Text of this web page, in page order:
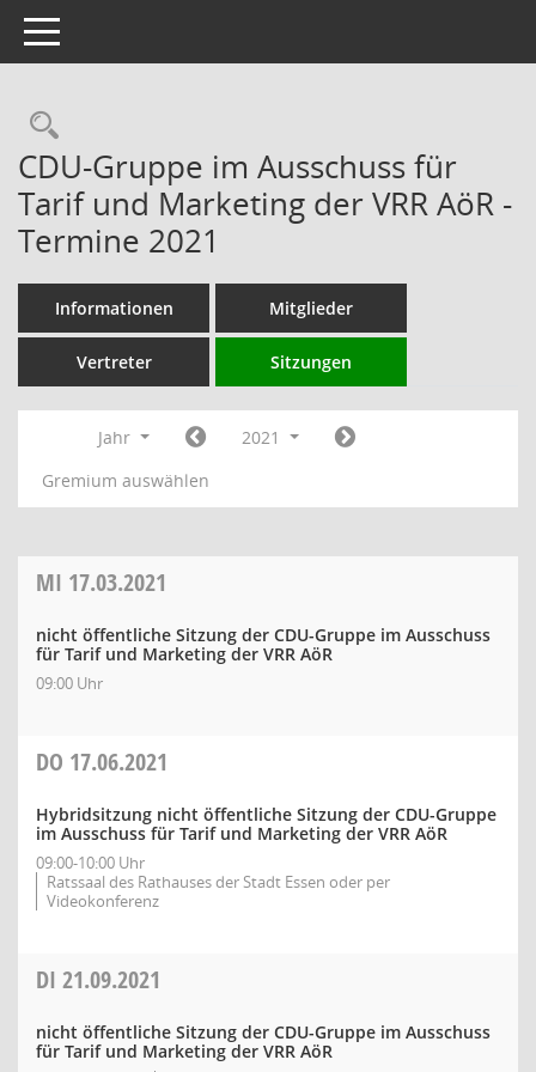
Toggle navigation
Rechercheauswahl
CDU-Gruppe im Ausschuss für
Tarif und Marketing der VRR AöR -
Termine 2021
Informationen Mitglieder
Vertreter Sitzungen
Jahr
2021
Gremium auswählen
MI 17.03.2021
nicht öffentliche Sitzung der CDU-Gruppe im Ausschuss
für Tarif und Marketing der VRR AöR
09:00 Uhr
DO 17.06.2021
Hybridsitzung nicht öffentliche Sitzung der CDU-Gruppe
im Ausschuss für Tarif und Marketing der VRR AöR
09:00-10:00 Uhr
Ratssaal des Rathauses der Stadt Essen oder per
Videokonferenz
DI 21.09.2021
nicht öffentliche Sitzung der CDU-Gruppe im Ausschuss
für Tarif und Marketing der VRR AöR